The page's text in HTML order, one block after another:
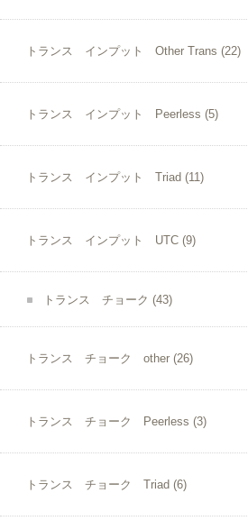
トランス インプット Other Trans (22)
トランス インプット Peerless (5)
トランス インプット Triad (11)
トランス インプット UTC (9)
トランス チョーク (43)
トランス チョーク other (26)
トランス チョーク Peerless (3)
トランス チョーク Triad (6)